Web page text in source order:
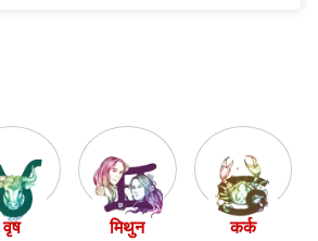
वृष मिथुन कर्क